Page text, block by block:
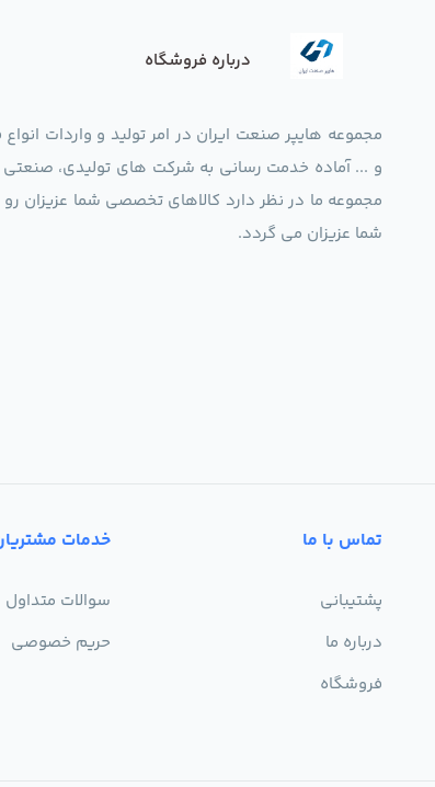
درباره فروشگاه
مجموعه هایپر صنعت ایران در امر تولید و واردات
و ... آماده خدمت رسانی به شرکت های تولیدی، صنعتی
شما عزیزان می گردد.
تماس با ما
پشتیبانی
درباره ما
فروشگاه
خدمات
سوالات متداول
حریم خصوصی